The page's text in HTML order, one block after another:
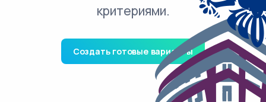
критериями.
Создать готовые варианты